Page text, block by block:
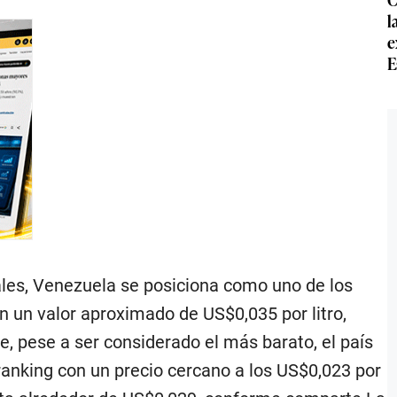
Venezuela se posiciona como uno de los
valor aproximado de US$0,035 por litro,
pese a ser considerado el más barato, el país
con un precio cercano a los US$0,023 por